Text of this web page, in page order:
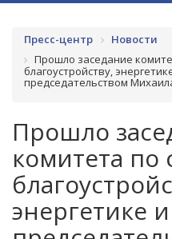
Пресс-центр
Новости
Прошло заседание
благоустройству,
председательством
Прошло
комитета по
энергетике